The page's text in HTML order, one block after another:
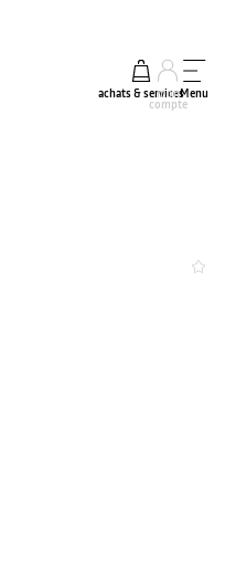
achats & services
mon
compte
Menu